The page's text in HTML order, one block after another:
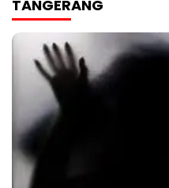
TANGERANG